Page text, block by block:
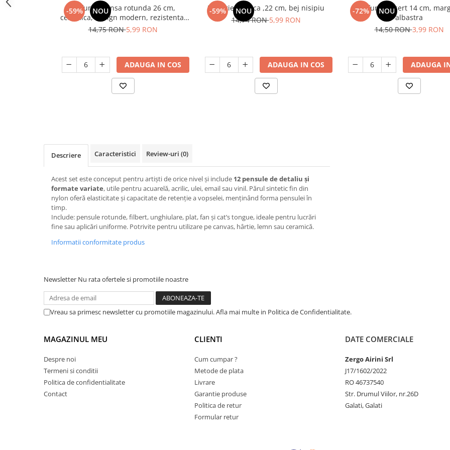
Oliviere
Paie si decoratiuni cocktail
Platouri si tavi servire
Polonice, linguri si clesti de
Scurgator vase
Servicii de masa
Seturi ustensile pentru bucatarie
Site bucatarie
Suport tacamuri
Termosuri si cani termos
Tigai si seturi
Ustensile ornare prajituri
Vesela unica folosinta
Odorizant toaleta
Organizare si depozitare
Silicon, spume si solutii tehnice
Solutii desfundat tevi
Solutii dezinfectante
Solutii intretinere textile
Solutii suprafete baie
Solutii suprafete bucatarie
Spalare si intretinere rufe
Suporturi si accesorii de baie
-59% NOU
Farfurie intinsa rotunda 26 cm,
ceramica, design modern, rezistenta,
usor de curatat
14,75 RON5,99 RON
ADAUGA IN COS
-59% NOU
Farfurie adanca ,22 cm, bej nisipiu
14,74 RON5,99 RON
ADAUGA IN COS
-72% NOU
Farfurie desert 14 cm,
albastra
14,50 RON3,99 RON
ADAUGA
Descriere Caracteristici Review-uri (0)
Acest set este conceput pentru artiști de orice nivel și include 12 pensule de detaliu și
formate variate, utile pentru acuarelă, acrilic, ulei, email sau vinil. Părul sintetic fin din
nylon oferă elasticitate și capacitate de retenție a vopselei, menținând forma pensulei în
timp.
Include: pensule rotunde, filbert, unghiulare, plat, fan și cat’s tongue, ideale pentru lucrări
fine sau aplicări uniforme. Potrivite pentru utilizare pe canvas, hârtie, lemn sau ceramică.
Informatii conformitate produs
Newsletter Nu rata ofertele si promotiile noastre
Vreau sa primesc newsletter cu promotiile magazinului. Afla mai multe in Politica de Confidentialitate.
MAGAZINUL MEU
Despre noi
Termeni si conditii
Politica de confidentialitate
Contact
CLIENTI
Cum cumpar ?
Metode de plata
Livrare
Garantie produse
Politica de retur
Formular retur
DATE COMERCIALE
Zergo Airini Srl
J17/1602/2022
RO 46737540
Str. Drumul Viilor, nr.26D
Galati, Galati